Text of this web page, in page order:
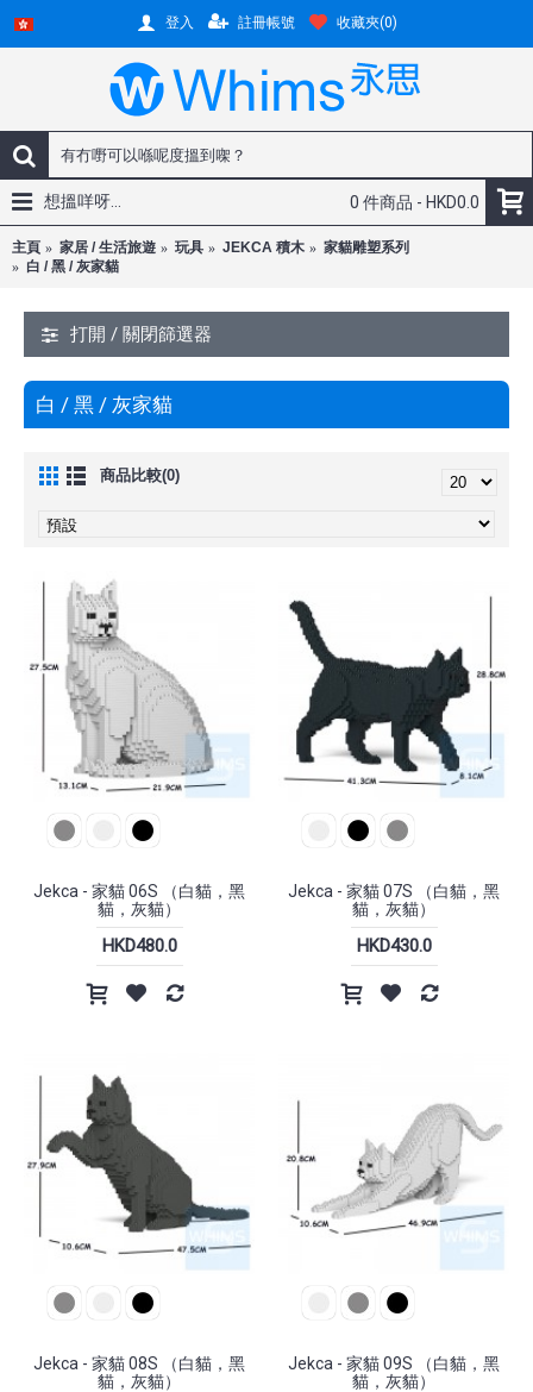
登入 註冊帳號 收藏夾(0)
0 件商品 - HKD0.0
想搵咩呀...
主頁 家居 / 生活旅遊 玩具 JEKCA 積木
家貓雕塑系列
白 / 黑 / 灰家貓
打開 / 關閉篩選器
白 / 黑 / 灰家貓
商品比較(0)
Jekca - 家貓 06S （白貓，黑
貓，灰貓）
HKD480.0
Jekca - 家貓 07S （白貓，黑
貓，灰貓）
HKD430.0
Jekca - 家貓 08S （白貓，黑
貓，灰貓）
Jekca - 家貓 09S （白貓，黑
貓，灰貓）